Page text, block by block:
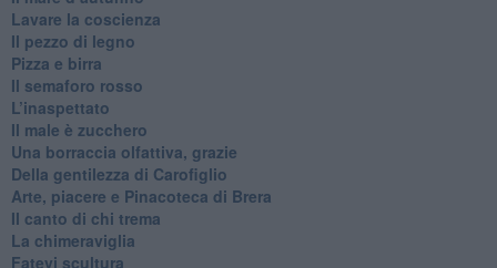
​Lavare la coscienza
​Il pezzo di legno
​Pizza e birra
​Il semaforo rosso
​L’inaspettato
​Il male è zucchero
​Una borraccia olfattiva, grazie
​Della gentilezza di Carofiglio
Arte, piacere e Pinacoteca di Brera
​Il canto di chi trema
La chimeraviglia
​Fatevi scultura